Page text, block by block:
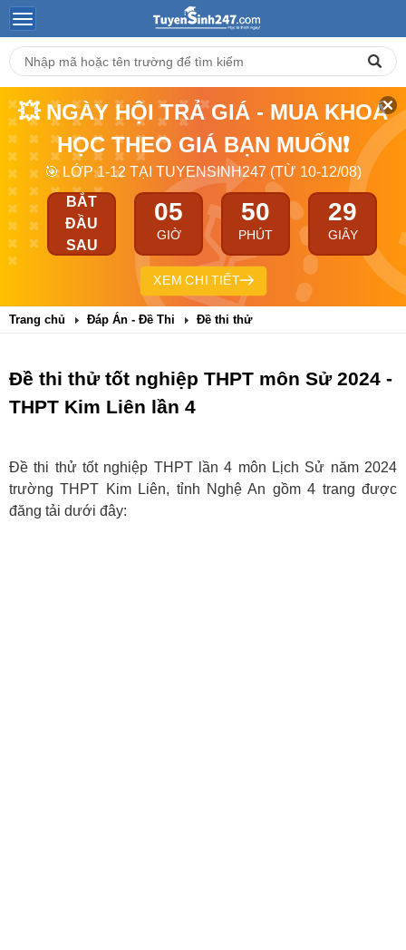
💥 NGÀY HỘI TRẢ GIÁ - MUA KHOÁ
HỌC THEO GIÁ BẠN MUỐN❗
🎯 LỚP 1-12 TẠI TUYENSINH247 (TỪ 10-12/08)
BẮT
ĐẦU
SAU
05
GIỜ
50
PHÚT
28
GIÂY
XEM CHI TIẾT
Trang chủ Đáp Án - Đề Thi Đề thi thử
Đề thi thử tốt nghiệp THPT môn Sử 2024 -
THPT Kim Liên lần 4
Đề thi thử tốt nghiệp THPT lần 4 môn Lịch Sử năm 2024
trường THPT Kim Liên, tỉnh Nghệ An gồm 4 trang được
đăng tải dưới đây: